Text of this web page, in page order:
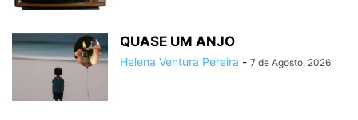
QUASE UM ANJO
Helena Ventura Pereira - 7 de Agosto, 2026